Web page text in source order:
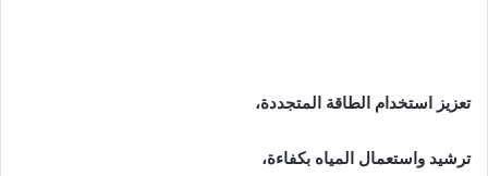
تعزيز استخدام الطاقة المتجددة،
ترشيد واستعمال المياه بكفاءة،